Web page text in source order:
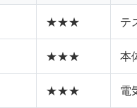
★★★ テ
★★★ 本
★★★ 電